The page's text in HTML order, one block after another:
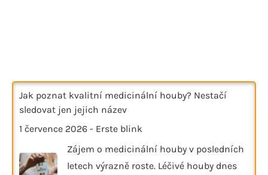
Jak poznat kvalitní medicinální houby? Nestačí
sledovat jen jejich název
1 července 2026 - Erste blink
Zájem o medicinální houby v posledních
letech výrazně roste. Léčivé houby dnes